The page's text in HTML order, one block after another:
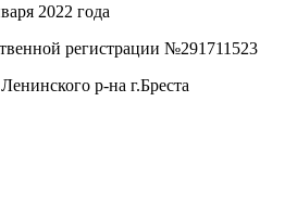
2022 года
регистрации №291711523
р-на г.Бреста